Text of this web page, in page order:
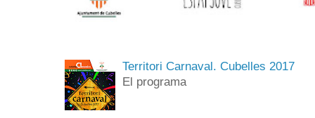
Territori Carnaval. Cubelles 2017
El programa